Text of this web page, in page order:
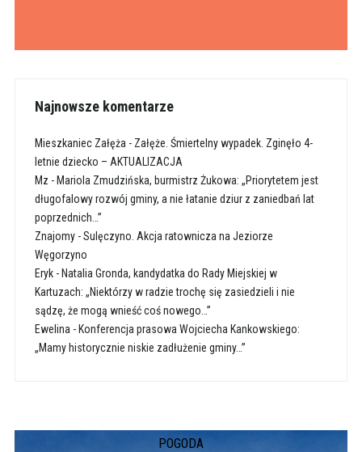
Najnowsze komentarze
Mieszkaniec Załęża - Załęże. Śmiertelny wypadek. Zginęło 4-
letnie dziecko – AKTUALIZACJA
Mz - Mariola Zmudzińska, burmistrz Żukowa: „Priorytetem jest
długofalowy rozwój gminy, a nie łatanie dziur z zaniedbań lat
poprzednich…”
Znajomy-Sulęczyno. Akcja ratownicza na Jeziorze
Węgorzyno
Eryk- Natalia Gronda, kandydatka do Rady Miejskiej w
Kartuzach: „Niektórzy w radzie trochę się zasiedzieli i nie
sądzę, że mogą wnieść coś nowego…”
Ewelina - Konferencja prasowa Wojciecha Kankowskiego:
„Mamy historycznie niskie zadłużenie gminy…”
POGODA